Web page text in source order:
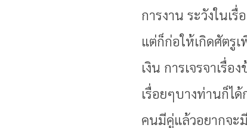
การงาน ระวังในเ
แต่ก็ก่อให้เกิดศัตรู
เงิน การเจรจาเรื่
เรื่อยๆบางท่านก็ไ
คนมีคู่แล้วอยากจะ